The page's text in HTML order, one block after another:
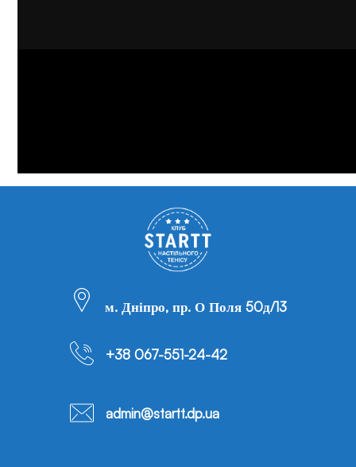
м. Дніпро, пр. О Поля 50д/13
+38 067-551-24-42
admin@startt.dp.ua